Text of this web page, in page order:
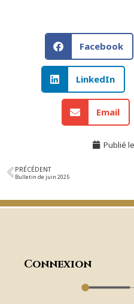
Facebook
LinkedIn
Email
Publié le
PRÉCÉDENT
Bulletin de juin 2025
Connexion